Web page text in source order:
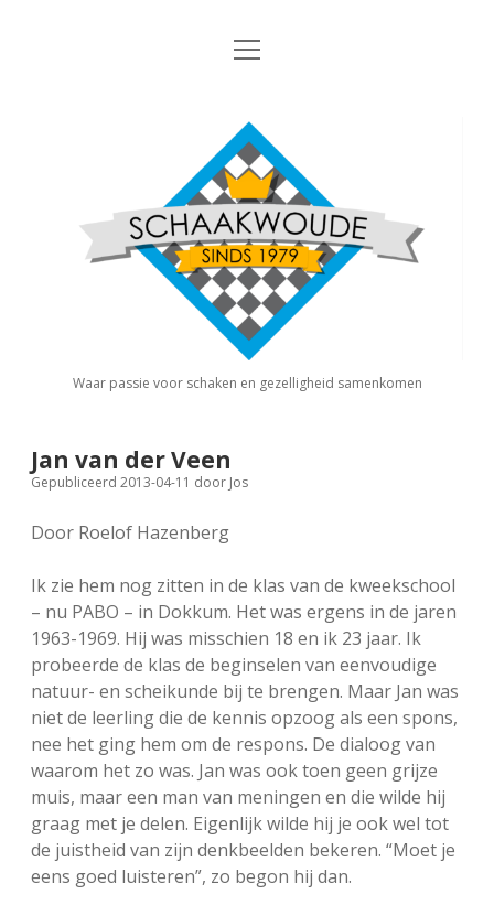
Nieuws
Algemene Informatie
Privacy Statement
Interne Competitie
dropdown
menu
Competitiereglement
Externe Competitie open
KNSB: Schaakwoude I
KNSB: Schaakwoude II
FSB: Schaakwoude I
FSB: Schaakwoude II
FSB: Schaakwoude III
Jeugdschaken
Eregalerij
Agenda
Koppelingen
Sponsoren
facebookinstagram
open
Schaakvereniging
Schaakwoude
Waar passie voor schaken en gezelligheid samenkomen
Jan van der Veen
Gepubliceerd 2013-04-11 door Jos
Door Roelof Hazenberg
Ik zie hem nog zitten in de klas van de kweekschool
– nu PABO – in Dokkum. Het was ergens in de jaren
1963-1969. Hij was misschien 18 en ik 23 jaar. Ik
probeerde de klas de beginselen van eenvoudige
natuur- en scheikunde bij te brengen. Maar Jan was
niet de leerling die de kennis opzoog als een spons,
nee het ging hem om de respons. De dialoog van
waarom het zo was. Jan was ook toen geen grijze
muis, maar een man van meningen en die wilde hij
graag met je delen. Eigenlijk wilde hij je ook wel tot
de juistheid van zijn denkbeelden bekeren. “Moet je
eens goed luisteren”, zo begon hij dan.